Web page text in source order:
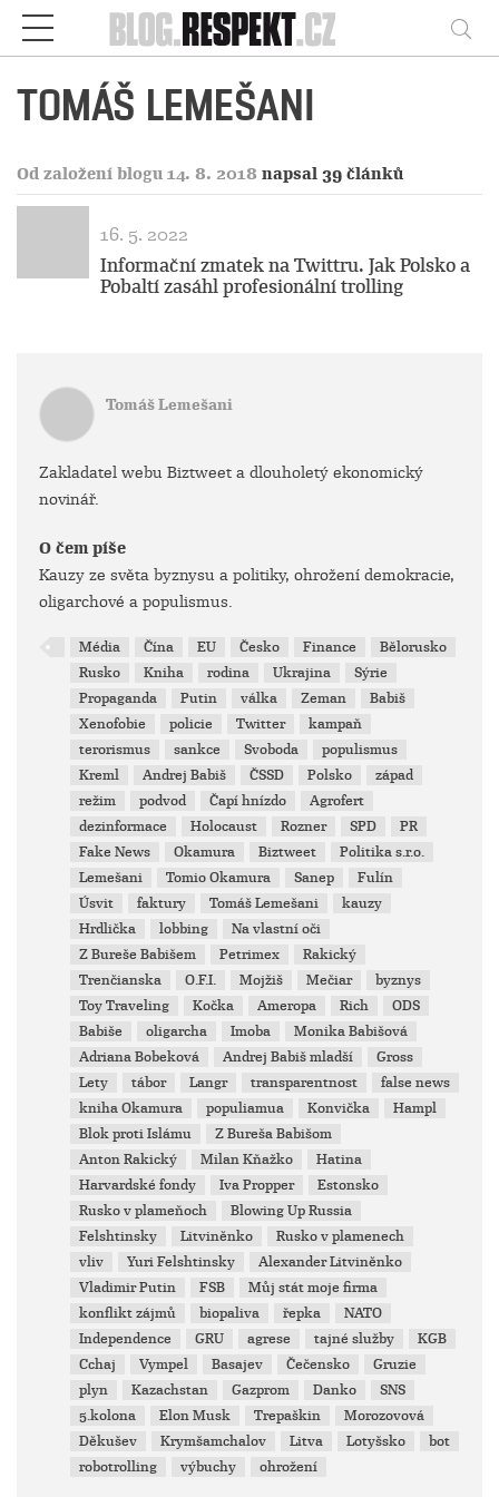
Respekt
TOMÁŠ LEMEŠANI
Od založení blogu 14. 8. 2018 napsal 39 článků
16. 5. 2022
Informační zmatek na Twittru. Jak Polsko a
Pobaltí zasáhl profesionální trolling
Tomáš Lemešani
Zakladatel webu Biztweet a dlouholetý ekonomický
novinář.
O čem píše
Kauzy ze světa byznysu a politiky, ohrožení demokracie,
oligarchové a populismus.
Média Čína EU Česko Finance
Bělorusko
Rusko
Kniha rodina Ukrajina
Sýrie
Propaganda
Putin válka Zeman
Babiš
Xenofobie
policie Twitter
kampaň
terorismus
sankce Svoboda
populismus
Kreml
Andrej Babiš ČSSD Polsko
západ
režim
podvod Čapí hnízdo
Agrofert
dezinformace
Holocaust Rozner SPD
PR
Fake News
Okamura Biztweet
Politika s.r.o.
Lemešani
Tomio Okamura Sanep
Fulín
Úsvit
faktury Tomáš Lemešani
kauzy
Hrdlička
lobbing
Na vlastní oči
Z Bureše Babišem
Petrimex
Rakický
Trenčianska
O.F.I. Mojžiš Mečiar
byznys
Toy Traveling
Kočka Ameropa Rich
ODS
Babiše
oligarcha Imoba
Monika Babišová
Adriana Bobeková
Andrej Babiš mladší
Gross
Lety
tábor Langr transparentnost
false news
kniha Okamura
populiamua Konvička
Hampl
Blok proti Islámu
Z Bureša Babišom
Anton Rakický
Milan Kňažko
Hatina
Harvardské fondy
Iva Propper
Estonsko
Rusko v plameňoch
Blowing Up Russia
Felshtinsky
Litviněnko
Rusko v plamenech
vliv
Yuri Felshtinsky
Alexander Litviněnko
Vladimir Putin
FSB
Můj stát moje firma
konflikt zájmů
biopaliva řepka
NATO
Independence
GRU agrese tajné služby
KGB
Cchaj
Vympel Basajev Čečensko
Gruzie
plyn
Kazachstan Gazprom Danko
SNS
5.kolona
Elon Musk Trepaškin
Morozovová
Děkušev
Krymšamchalov Litva Lotyšsko
bot
robotrolling
výbuchy ohrožení